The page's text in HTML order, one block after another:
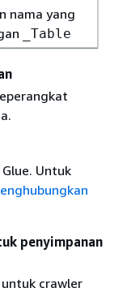
nama yang
_Table
Untuk
penyimpanan
crawler